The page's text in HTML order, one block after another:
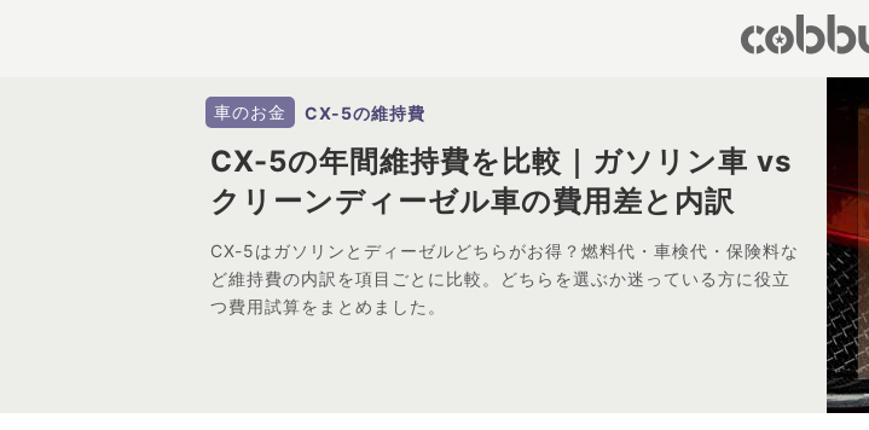
車のお金 CX-5の維持費
CX-5の年間維持費を比較｜ガソリン車 vs
クリーンディーゼル車の費用差と内訳
CX-5はガソリンとディーゼルどちらがお得？燃料代・車検代・保険料な
ど維持費の内訳を項目ごとに比較。どちらを選ぶか迷っている方に役立
つ費用試算をまとめました。